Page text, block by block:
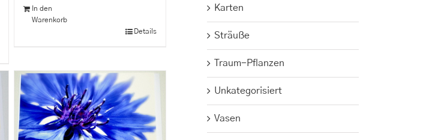
In den
Warenkorb
Details
Karten
Sträuße
Traum-Pflanzen
Unkategorisiert
Vasen